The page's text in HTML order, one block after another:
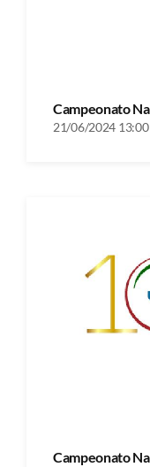
Campeonato
21/06/2024 13:00
Campeonato